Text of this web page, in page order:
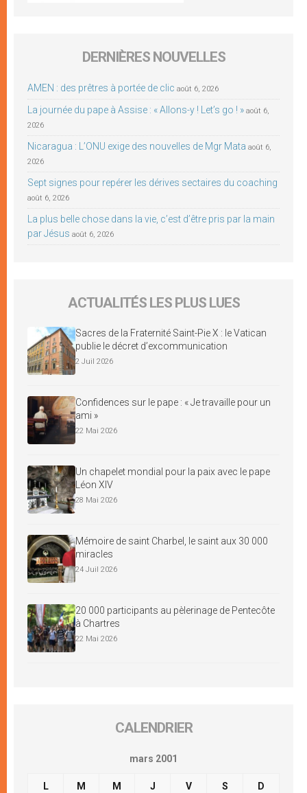
DERNIÈRES NOUVELLES
AMEN : des prêtres à portée de clic août 6, 2026
La journée du pape à Assise : « Allons-y ! Let’s go ! » août 6,
2026
Nicaragua : L’ONU exige des nouvelles de Mgr Mata août 6,
2026
Sept signes pour repérer les dérives sectaires du coaching
août 6, 2026
La plus belle chose dans la vie, c’est d’être pris par la main
par Jésus août 6, 2026
ACTUALITÉS LES PLUS LUES
Sacres de la Fraternité Saint-Pie X : le Vatican
publie le décret d’excommunication
2 Juil 2026
Confidences sur le pape : « Je travaille pour un
ami »
22 Mai 2026
Un chapelet mondial pour la paix avec le pape
Léon XIV
28 Mai 2026
Mémoire de saint Charbel, le saint aux 30 000
miracles
24 Juil 2026
20 000 participants au pèlerinage de Pentecôte
à Chartres
22 Mai 2026
CALENDRIER
mars 2001
L M M J V S D